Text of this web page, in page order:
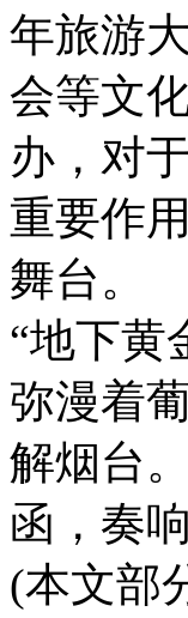
年旅游
会等文
办，对
重要作
舞台。
“地下黄
弥漫着
解烟台
函，奏
(本文部